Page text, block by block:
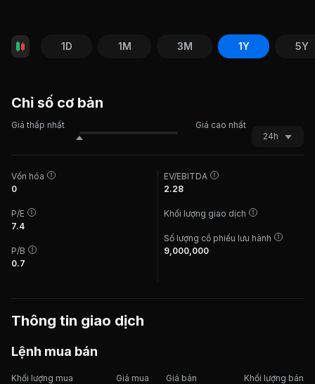
1D 1M 3M 1Y 5Y
Chỉ số cơ bản
Giá thấp nhất
Giá cao nhất
24h
Vốn hóa
0
P/E
7.4
P/B
0.7
EV/EBITDA
2.28
Khối lượng giao dịch
Số lượng cổ phiếu lưu hành
9,000,000
Thông tin giao dịch
Lệnh mua bán
Khối lượng mua Giá mua Giá bán Khối lượng bán